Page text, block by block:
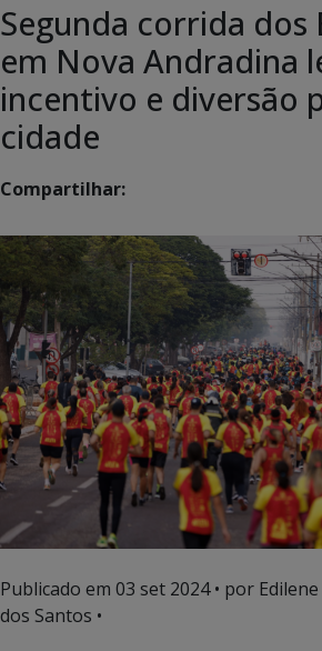
Segunda corrida dos
em Nova Andradina
incentivo e diversão
cidade
Compartilhar:
Publicado em 03 set 2024• por
dos Santos •